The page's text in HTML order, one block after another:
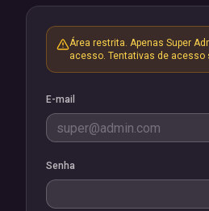
Área restrita. Apenas Super
acesso. Tentativas de acesso
E-mail
Senha